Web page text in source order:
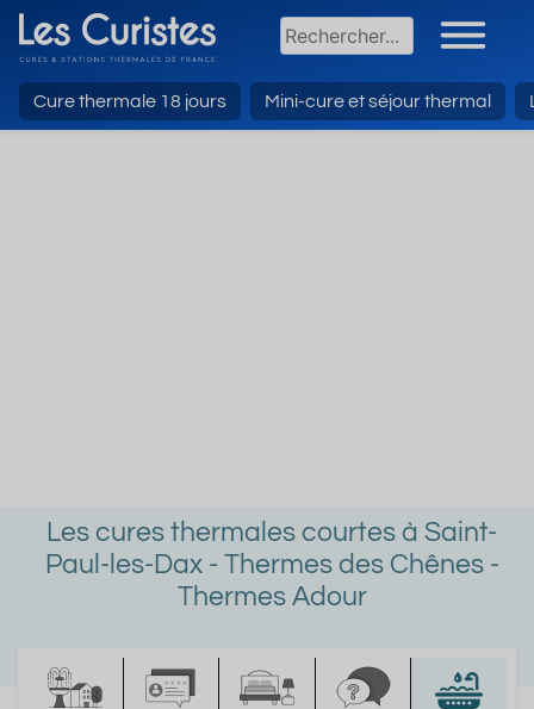
Cure thermale 18 jours Mini-cure et séjour thermal
Les cures thermales courtes à Saint-
Paul-les-Dax - Thermes des Chênes -
Thermes Adour